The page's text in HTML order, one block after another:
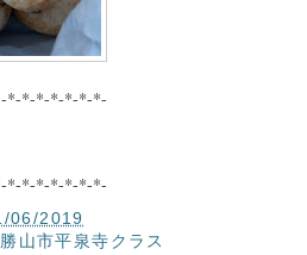
*-*-*-*-*-*-*-
*-*-*-*-*-*-*-
06/2019
勝山市平泉寺クラス